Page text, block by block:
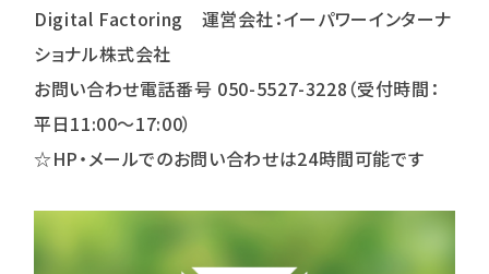
Digital Factoring 運営会社：イーパワーインターナ
ショナル株式会社
お問い合わせ電話番号 050-5527-3228（受付時間：
平日11:00～17:00）
☆HP・メールでのお問い合わせは24時間可能です